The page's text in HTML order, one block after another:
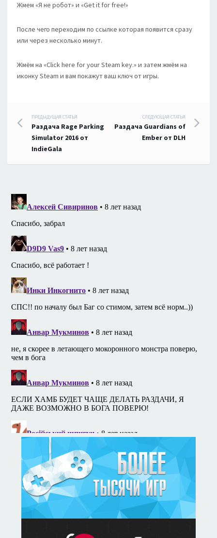
Жмем «Я не робот» и «Get it for free!»
После чего переходим по ссылке которая появится сразу
или через несколько минут.
Жмём на «Click here for your Steam key.» и затем жмём на
иконку Steam и вам покажут ваш ключ от игры.
Навигация
по
записям
ПРЕДЫДУЩАЯ СТАТЬЯ
Раздача Rage Parking
Simulator 2016 от
IndieGala
СЛЕДУЮЩАЯ СТАТЬЯ
Раздача Guardians of
Ember от DLH